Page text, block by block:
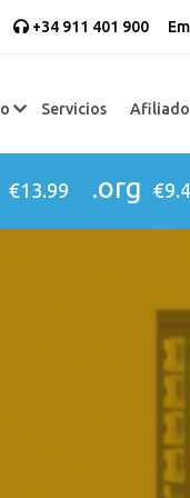
+34 911 401 900
Servicios
€13.99 .org €9.4